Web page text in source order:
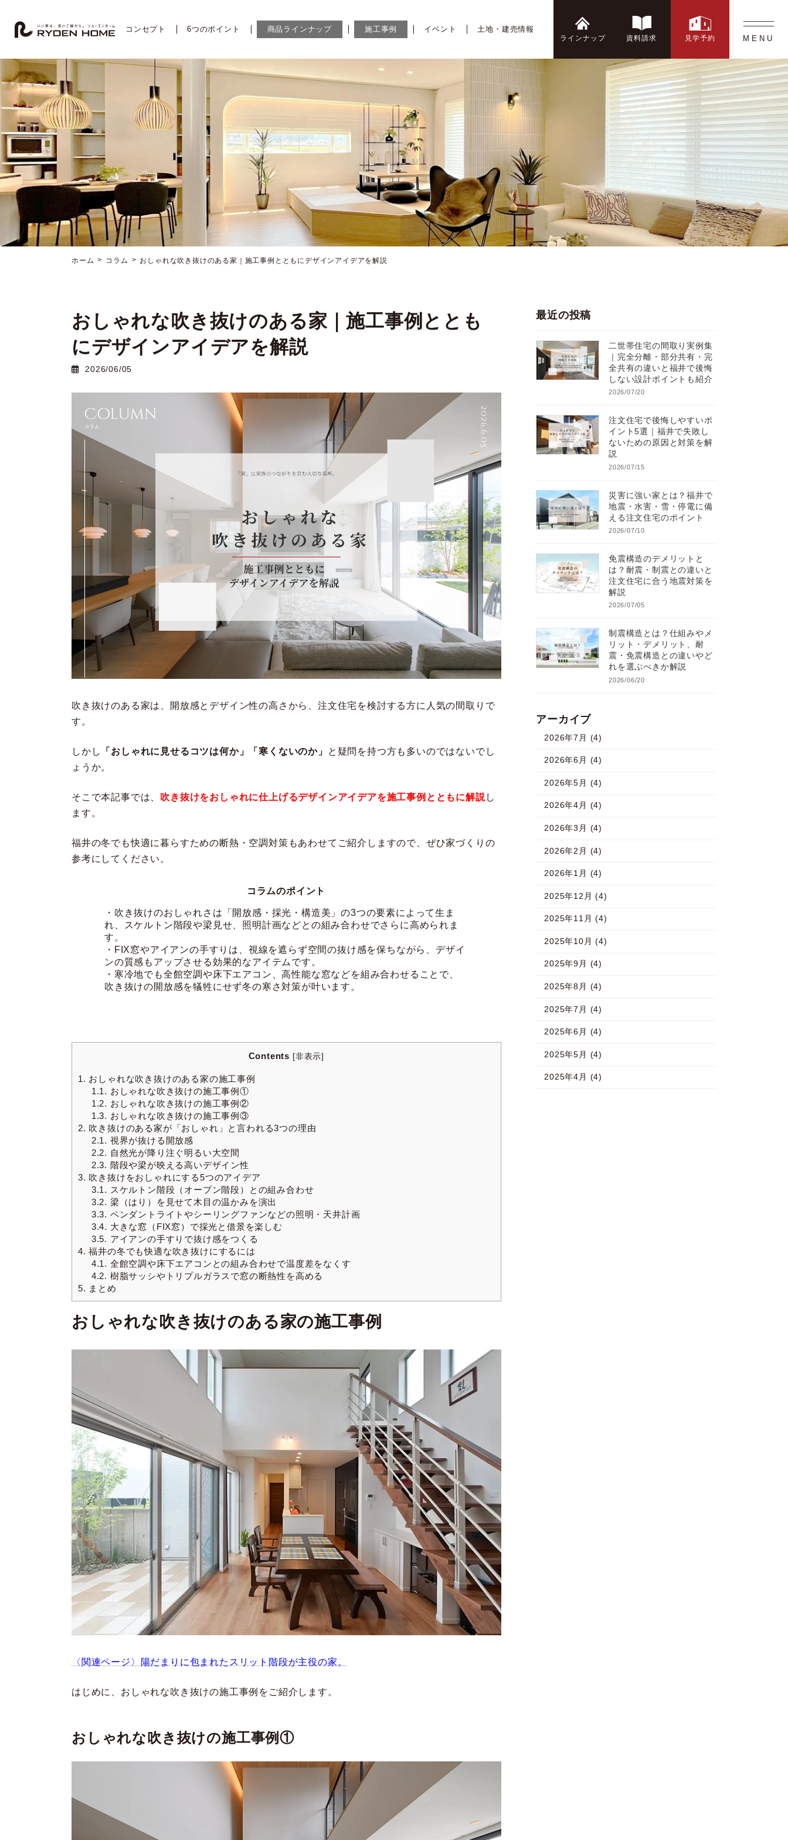
ス
キ
ン
に
コンセプト 6つのポイント 商品ラインナップ 施工事例 イベント 土地・建売情報
ラインナップ 資料請求 見学予約 MENU
ホーム コラム おしゃれな吹き抜けのある家｜施工事例とともにデザインアイデアを解説
おしゃれな吹き抜けのある家｜施工事例ととも
にデザインアイデアを解説
2026/06/05
吹き抜けのある家は、開放感とデザイン性の高さから、注文住宅を検討する方に人気の間取りで
す。
しかし 「おしゃれに見せるコツは何か」「寒くないのか」
と疑問を持つ方も多いのではないでし
ょうか。
そこで本記事では、 吹き抜けをおしゃれに仕上げるデザインアイデアを施工事例とともに解説し
ます。
福井の冬でも快適に暮らすための断熱・空調対策もあわせてご紹介しますので、ぜひ家づくりの
参考にしてください。
コラムのポイント
・吹き抜けのおしゃれさは「開放感・採光・構造美」の3つの要素によって生ま
れ、スケルトン階段や梁見せ、照明計画などとの組み合わせでさらに高められま
す。
・FIX窓やアイアンの手すりは、視線を遮らず空間の抜け感を保ちながら、デザイ
ンの質感もアップさせる効果的なアイテムです。
・寒冷地でも全館空調や床下エアコン、高性能な窓などを組み合わせることで、
吹き抜けの開放感を犠牲にせず冬の寒さ対策が叶います。
Contents [非表示]
1. おしゃれな吹き抜けのある家の施工事例
1.1. おしゃれな吹き抜けの施工事例①
1.2. おしゃれな吹き抜けの施工事例②
1.3. おしゃれな吹き抜けの施工事例③
2. 吹き抜けのある家が「おしゃれ」と言われる3つの理由
2.1. 視界が抜ける開放感
2.2. 自然光が降り注ぐ明るい大空間
2.3. 階段や梁が映える高いデザイン性
3. 吹き抜けをおしゃれにする5つのアイデア
3.1. スケルトン階段（オープン階段）との組み合わせ
3.2. 梁（はり）を見せて木目の温かみを演出
3.3. ペンダントライトやシーリングファンなどの照明・天井計画
3.4. 大きな窓（FIX窓）で採光と借景を楽しむ
3.5. アイアンの手すりで抜け感をつくる
4. 福井の冬でも快適な吹き抜けにするには
4.1. 全館空調や床下エアコンとの組み合わせで温度差をなくす
4.2. 樹脂サッシやトリプルガラスで窓の断熱性を高める
5. まとめ
おしゃれな吹き抜けのある家の施工事例
〈関連ページ〉陽だまりに包まれたスリット階段が主役の家。
はじめに、おしゃれな吹き抜けの施工事例をご紹介します。
おしゃれな吹き抜けの施工事例①
最近の投稿
二世帯住宅の間取り実例集
｜完全分離・部分共有・完
全共有の違いと福井で後悔
しない設計ポイントも紹介
2026/07/20
注文住宅で後悔しやすいポ
イント5選｜福井で失敗し
ないための原因と対策を解
説
2026/07/15
災害に強い家とは？福井で
地震・水害・雪・停電に備
える注文住宅のポイント
2026/07/10
免震構造のデメリットと
は？耐震・制震との違いと
注文住宅に合う地震対策を
解説
2026/07/05
制震構造とは？仕組みやメ
リット・デメリット、耐
震・免震構造との違いやど
れを選ぶべきか解説
2026/06/20
アーカイブ
2026年7月 (4)
2026年6月 (4)
2026年5月 (4)
2026年4月 (4)
2026年3月 (4)
2026年2月 (4)
2026年1月 (4)
2025年12月 (4)
2025年11月 (4)
2025年10月 (4)
2025年9月 (4)
2025年8月 (4)
2025年7月 (4)
2025年6月 (4)
2025年5月 (4)
2025年4月 (4)